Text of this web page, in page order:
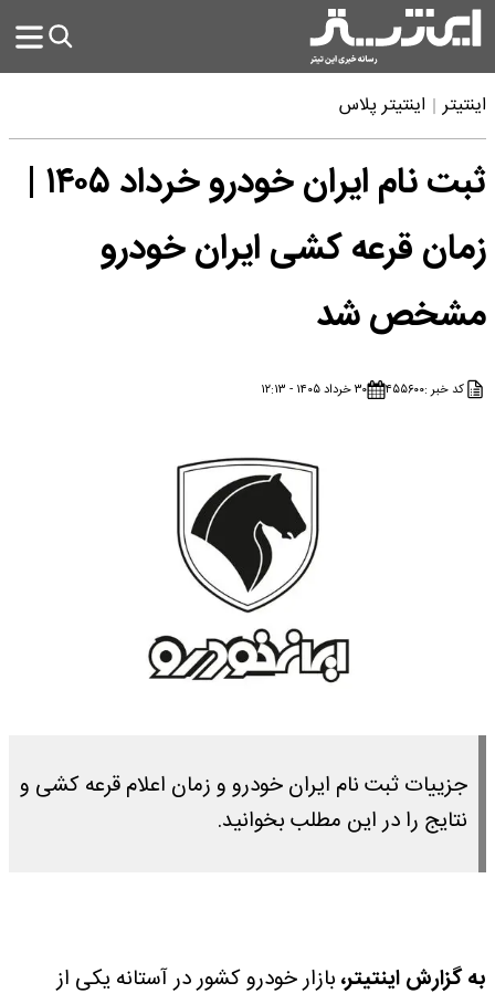
اینتیتر اینتیتر پلاس
ثبت نام ایران خودرو خرداد ۱۴۰۵ |
زمان قرعه کشی ایران خودرو
مشخص شد
کد خبر :۴۵۵۶۰۰ ۳۰ خرداد ۱۴۰۵ - ۱۲:۱۳
جزییات ثبت نام ایران خودرو و زمان اعلام قرعه کشی و
نتایج را در این مطلب بخوانید.
به گزارش اینتیتر،بازار خودرو کشور در آستانه یکی از